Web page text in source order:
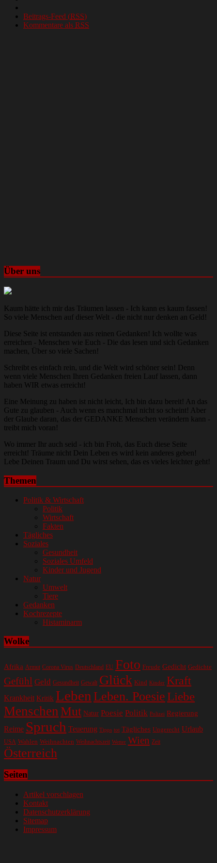
Beitrags-Feed (RSS)
Kommentare als RSS
Über uns
Kaum hätte ich mir das Träumen lassen - Ich kann es kaum fassen!
So viele Menschen auf dieser Welt - die nicht nur denken an Geld!
Diese Seite ist entstanden aus reinen Gedanken! Ich wollte was
erreichen - Menschen wie Euch - Die das lesen und sich Gedanken
machen, Über so viele Sachen!
Schreibt es einfach rein, und die Welt wird schöner sein! Denn
wenn viele Menschen Ihren Gedanken freien Lauf lassen, dann
haben WIR etwas erreicht!
Eine Meinung zu haben ist nicht leicht, Ich bin dazu bereit! An das
Gute zu glauben - Auch wenn es manchmal nicht so scheint! Aber
der Glaube daran, das der GEDANKE Menschen verändern kann -
treibt mich voran!
Wo immer Ihr auch seid - ich bin Froh, das Euch diese Seite
erreicht! Träume nicht Dein Leben es wird kein anderes geben!
Lebe Deinen Traum und Du wirst sehen, das es vieles leichter geht!
Themen
Politik & Wirtschaft
Politik
Wirtschaft
Fakten
Tägliches
Soziales
Gesundheit
Soziales Umfeld
Kinder und Jugend
Natur
Umwelt
Tiere
Gedanken
Kochrezepte
Histaminarm
Wolke
Afrika Armut Corona Virus Deutschland EU Foto Freude Gedicht Gedichte
Gefühl Geld Gesundheit Gewalt Glück Kind Kinder Kraft
Krankheit Kritik Leben Leben. Poesie Liebe
Menschen Mut Natur Poesie Politik Polizei Regierung
Reime Spruch Teuerung Tipps tot Tägliches Ungerecht Urlaub
USA Wahlen Weihnachten Weihnachtszeit Wetter Wien Zeit
Österreich
Seiten
Artikel vorschlagen
Kontakt
Datenschutzerklärung
Sitemap
Impressum